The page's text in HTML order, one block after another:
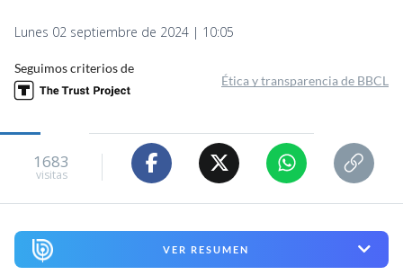
Lunes 02 septiembre de 2024 | 10:05
Seguimos criterios de
Ética y transparencia de BBCL
1683
visitas
VER RESUMEN